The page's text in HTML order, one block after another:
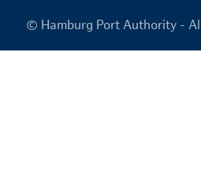
© Hamburg Port Authority -